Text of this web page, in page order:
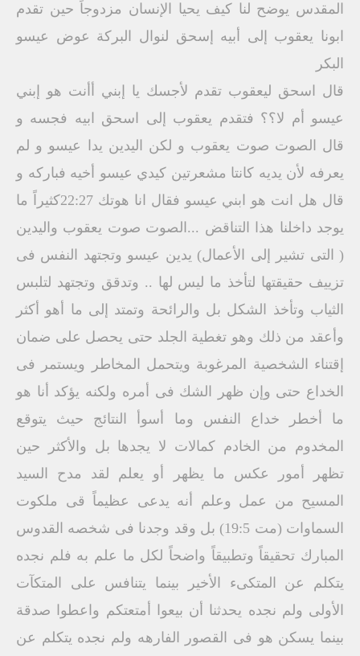
المقدس يوضح لنا كيف يحيا الإنسان مزدوجاً حين تقدم
ابونا يعقوب إلى أبيه إسحق لنوال البركة عوض عيسو
البكر
قال اسحق ليعقوب تقدم لأجسك يا إبني أأنت هو إبني
عيسو أم لا؟؟ فتقدم يعقوب إلى اسحق ابيه فجسه و
قال الصوت صوت يعقوب و لكن اليدين يدا عيسو و لم
يعرفه لأن يديه كانتا مشعرتين كيدي عيسو أخيه فباركه و
قال هل انت هو ابني عيسو فقال انا هوتك 22:27كثيراً ما
يوجد داخلنا هذا التناقض ...الصوت صوت يعقوب واليدين
( التى تشير إلى الأعمال) يدين عيسو وتجتهد النفس فى
تزييف حقيقتها لتأخذ ما ليس لها .. وتدقق وتجتهد لتلبس
الثياب وتأخذ الشكل بل والرائحة وتمتد إلى ما أهو أكثر
وأعقد من ذلك وهو تغطية الجلد حتى يحصل على ضمان
إقتناء الشخصية المرغوبة ويتحمل المخاطر ويستمر فى
الخداع حتى وإن ظهر الشك فى أمره ولكنه يؤكد أنا هو
ما أخطر خداع النفس وما أسوأ النتائج حيث يتوقع
المخدوم من الخادم كمالات لا يجدها بل والأكثر حين
تظهر أمور عكس ما يظهر أو يعلم لقد مدح السيد
المسيح من عمل وعلم أنه يدعى عظيماً قى ملكوت
السماوات (مت 19:5) بل وقد وجدنا فى شخصه القدوس
المبارك تحقيقاً وتطبيقاً واضحاً لكل ما علم به فلم نجده
يتكلم عن المتكىء الأخير بينما يتنافس على المتكآت
الأولى ولم نجده يحدثنا أن بيعوا أمتعتكم واعطوا صدقة
بينما يسكن هو فى القصور الفارهه ولم نجده يتكلم عن